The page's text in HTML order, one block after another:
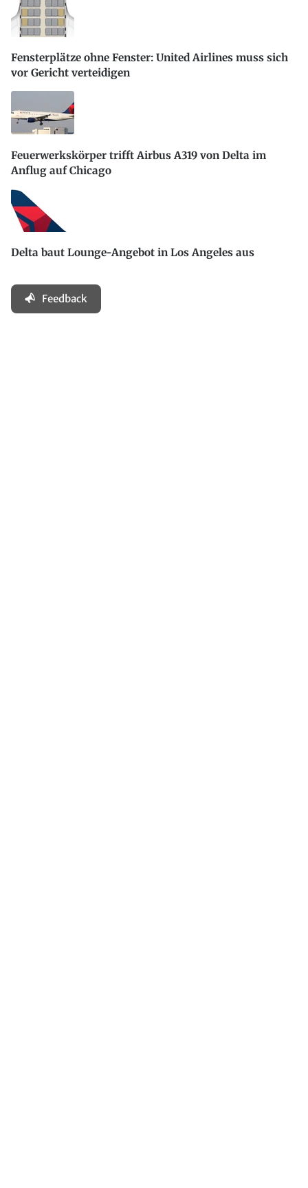
Fensterplätze ohne Fenster: United Airlines muss sich
vor Gericht verteidigen
Feuerwerkskörper trifft Airbus A319 von Delta im
Anflug auf Chicago
Delta baut Lounge-Angebot in Los Angeles aus
Feedback